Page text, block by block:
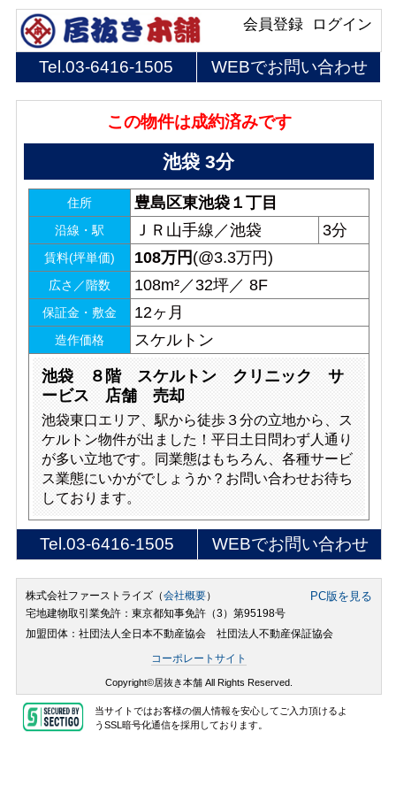
ログイン
会員登録
Tel.03-6416-1505 WEBでお問い合わせ
この物件は成約済みです
池袋 3分
住所 豊島区東池袋１丁目
沿線・駅 ＪＲ山手線／池袋 3分
賃料(坪単価) 108万円 (@3.3万円)
広さ／階数 108m²／32坪／ 8F
保証金・敷金 12ヶ月
造作価格 スケルトン
池袋 ８階 スケルトン クリニック サ
ービス 店舗 売却
池袋東口エリア、駅から徒歩３分の立地から、ス
ケルトン物件が出ました！平日土日問わず人通り
が多い立地です。同業態はもちろん、各種サービ
ス業態にいかがでしょうか？お問い合わせお待ち
しております。
Tel.03-6416-1505 WEBでお問い合わせ
株式会社ファーストライズ（会社概要） PC版を見る
宅地建物取引業免許：東京都知事免許（3）第95198号
加盟団体：社団法人全日本不動産協会 社団法人不動産保証協会
コーポレートサイト
Copyright©居抜き本舗 All Rights Reserved.
当サイトではお客様の個人情報を安心してご入力頂けるよ
うSSL暗号化通信を採用しております。